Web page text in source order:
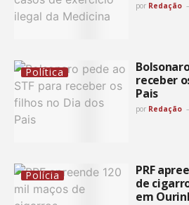
por Redação
Política
receber
Pais
por Redação
Polícia
PRF
de
em